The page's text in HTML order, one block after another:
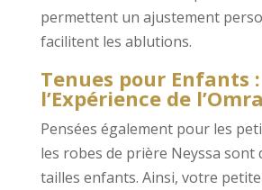
permettent un ajustement
facilitent les ablutions.
Tenues pour Enfants
l’Expérience de l’Omra
Pensées également pour les
les robes de prière Neyssa sont
tailles enfants. Ainsi, votre